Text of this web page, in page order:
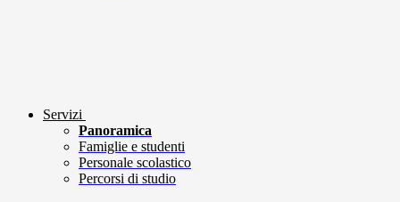
Servizi
Panoramica
Famiglie e studenti
Personale scolastico
Percorsi di studio